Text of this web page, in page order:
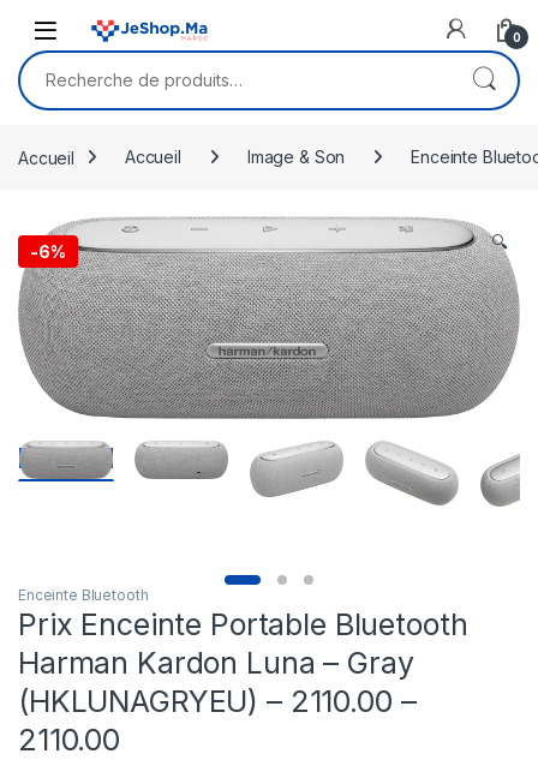
0
Recherche pour :
Accueil Accueil Image & Son Enceinte
-6% 🔍
Enceinte Bluetooth
Prix Enceinte Portable Bluetooth
Harman Kardon Luna – Gray
(HKLUNAGRYEU) – 2110.00 –
2110.00